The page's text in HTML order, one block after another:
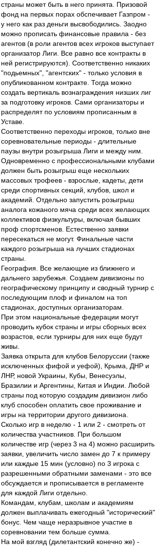
страны может быть в него принята. Призовой
фонд на первых порах обспечивает Газпром -
у него как раз деньги высвободились. Заодно
можно прописать финансовые правила - без
агентов (в роли агентов всех игроков выступает
организатор Лиги. Все равно все контракты в
ней регистрируются). Соответственно никаких
"подьемных", "агентских" - только условия в
опубликованном контракте. Тогда можно
создать вертикаль вознаграждения низших лиг
за подготовку игроков. Сами организаторы и
распределят по условиям прописанным в
Уставе.
Соответственно переходы игроков, только вне
соревновательные периоды - длительные
паузы внутри розыгрыша Лиги и между ним.
Одновременно с профессиональными клубами
должен быть розыгрыш еще нескольких
массовых трофеев - взрослые, кадеты, дети
среди спортивных секций, клубов, школ и
академий. Отдельно запустить розыгрыш
аналога кожаного мяча среди всех желающих
коллективов физкультуры, включая бывших
проф спортсменов. Естественно заявки
пересекаться не могут. Финальные части
каждого розыгрыша на лучших стадионах
страны.
География. Все желающие из ближнего и
дальнего зарубежья. Создаем дивизионы по
географическому принципу и сводный турнир с
последующим плоф и финалом на топ
стадионах, доступных организаторам.
При этом национальные федерации могут
проводить кубок страны и игры сборных всех
возрастов, если турниры для них еще будут
живы.
Заявка открыта для клубов Белоруссии (также
исключенных фифой и уефой), Крыма, ДНР и
ЛНР, новой Украины, Кубы, Венесуэлы,
Бразилии и Аргентины, Китая и Индии. Любой
страны под которую создадим дивизион либо
клуб способен оплатить свое проживание и
игры на территории другого дивизиона.
Сколько игр в неделю - 1 или 2 - смотреть от
количества участников. При большом
количестве игр (через 3 на 4) можно расширить
заявки, увеличить число замен до 7 к примеру
или каждые 15 мин (условно) по 3 игрока с
разрешенными обратными заменами - это все
обсуждается и прописывается в регламенте
для каждой Лиги отдельно.
Командам, клубам, школам и академиям
должен выплачивать ежегодный "исторический"
бонус. Чем чаще неразрывное участие в
соревновании тем больше сумма.
На мой взгляд (дилетантский конечно же) -